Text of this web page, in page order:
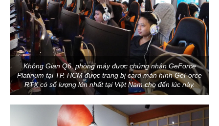
Không Gian Q6, phòng máy được chứng nhận GeForce
Platinum tại TP. HCM được trang bị card màn hình GeForce
RTX có số lượng lớn nhất tại Việt Nam cho đến lúc này.